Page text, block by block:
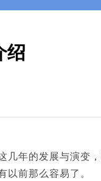
绍
几年的发展与演变
以前那么容易了。